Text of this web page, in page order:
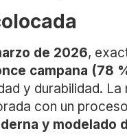
de 2026,
campana (78
y durabilidad. La
con un
y modelado